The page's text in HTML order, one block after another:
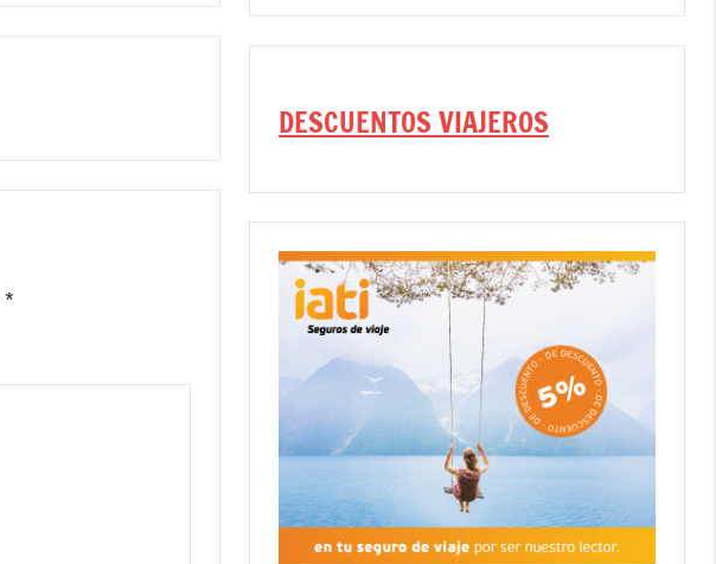
*
DESCUENTOS VIAJEROS